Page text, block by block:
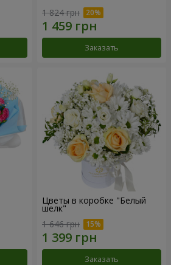
1 824 грн
Заказать
Цветы в коробке "Белый
шелк"
1 646 грн
Заказать